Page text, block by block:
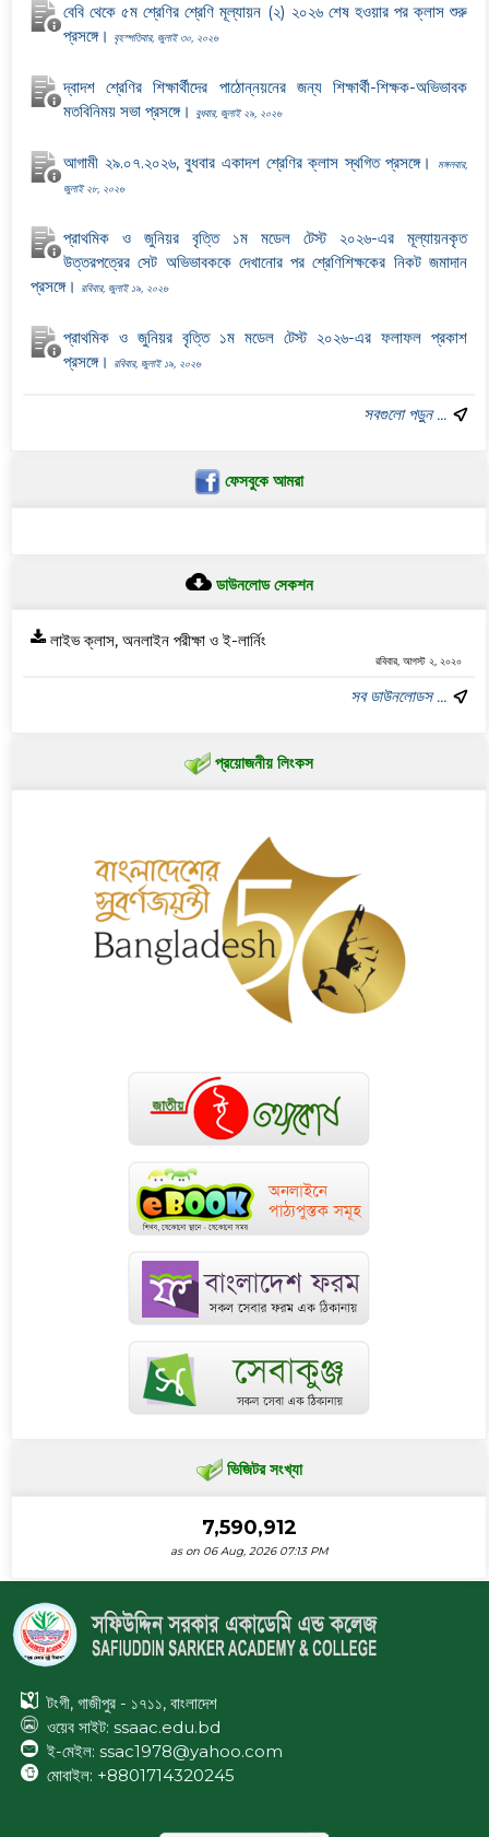
বেবি থেকে ৫ম শ্রেণির শ্রেণি মূল্যায়ন (২) ২০২৬ শেষ হওয়ার পর ক্লাস শুরু
প্রসঙ্গে।
বৃহস্পতিবার, জুলাই ৩০, ২০২৬
দ্বাদশ শ্রেণির শিক্ষার্থীদের পাঠোন্নয়নের জন্য শিক্ষার্থী-শিক্ষক-অভিভাবক
মতবিনিময় সভা প্রসঙ্গে।
বুধবার, জুলাই ২৯, ২০২৬
আগামী ২৯.০৭.২০২৬, বুধবার একাদশ শ্রেণির ক্লাস স্থগিত প্রসঙ্গে।
মঙ্গলবার,
জুলাই ২৮, ২০২৬
প্রাথমিক ও জুনিয়র বৃত্তি ১ম মডেল টেস্ট ২০২৬-এর মূল্যায়নকৃত
উত্তরপত্রের সেট অভিভাবককে দেখানোর পর শ্রেণিশিক্ষকের নিকট জমাদান
প্রসঙ্গে।
রবিবার, জুলাই ১৯, ২০২৬
প্রাথমিক ও জুনিয়র বৃত্তি ১ম মডেল টেস্ট ২০২৬-এর ফলাফল প্রকাশ
প্রসঙ্গে।
রবিবার, জুলাই ১৯, ২০২৬
সবগুলো পড়ুন ...
ফেসবুকে আমরা
ডাউনলোড সেকশন
লাইভ ক্লাস, অনলাইন পরীক্ষা ও ই-লার্নিং
রবিবার, আগস্ট ২, ২০২০
সব ডাউনলোডস ...
প্রয়োজনীয় লিংকস
ভিজিটর সংখ্যা
7,590,912
as on 06 Aug, 2026 07:13 PM
টংগী, গাজীপুর - ১৭১১, বাংলাদেশ
ওয়েব সাইট: ssaac.edu.bd
ই-মেইল: ssac1978@yahoo.com
মোবাইল: +8801714320245